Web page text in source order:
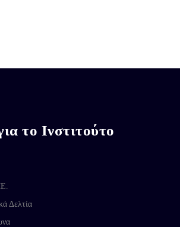
το Ινστιτούτο
Δελτία